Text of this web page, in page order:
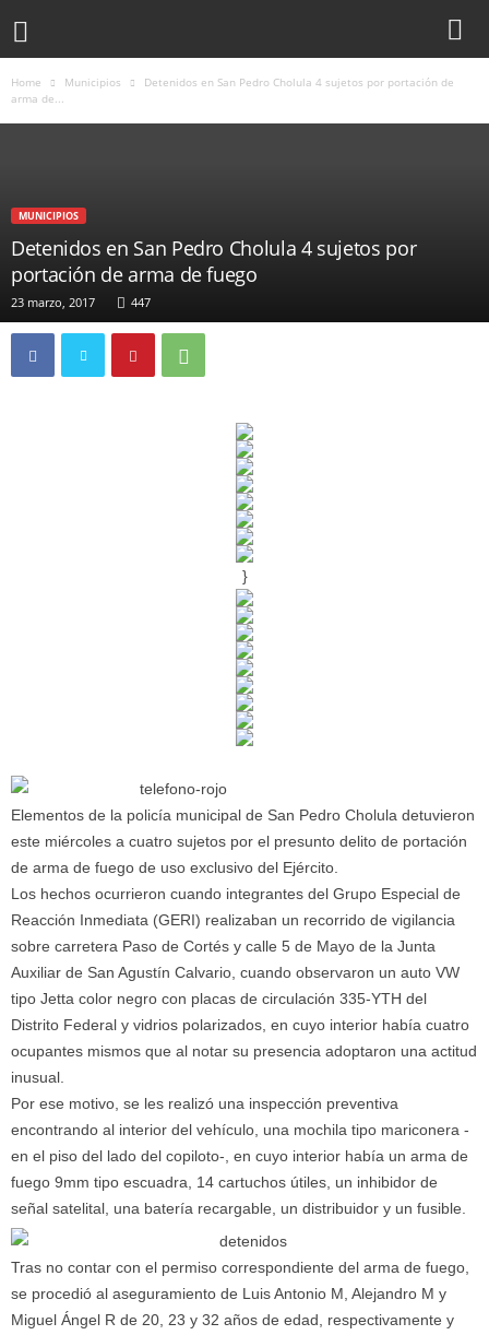
Home Municipios
Detenidos en San Pedro Cholula 4 sujetos por portación de
arma de...
MUNICIPIOS
Detenidos en San Pedro Cholula 4 sujetos por
portación de arma de fuego
23 marzo, 2017 447
}
Elementos de la policía municipal de San Pedro Cholula detuvieron
este miércoles a cuatro sujetos por el presunto delito de portación
de arma de fuego de uso exclusivo del Ejército.
Los hechos ocurrieron cuando integrantes del Grupo Especial de
Reacción Inmediata (GERI) realizaban un recorrido de vigilancia
sobre carretera Paso de Cortés y calle 5 de Mayo de la Junta
Auxiliar de San Agustín Calvario, cuando observaron un auto VW
tipo Jetta color negro con placas de circulación 335-YTH del
Distrito Federal y vidrios polarizados, en cuyo interior había cuatro
ocupantes mismos que al notar su presencia adoptaron una actitud
inusual.
Por ese motivo, se les realizó una inspección preventiva
encontrando al interior del vehículo, una mochila tipo mariconera -
en el piso del lado del copiloto-, en cuyo interior había un arma de
fuego 9mm tipo escuadra, 14 cartuchos útiles, un inhibidor de
señal satelital, una batería recargable, un distribuidor y un fusible.
Tras no contar con el permiso correspondiente del arma de fuego,
se procedió al aseguramiento de Luis Antonio M, Alejandro M y
Miguel Ángel R de 20, 23 y 32 años de edad, respectivamente y